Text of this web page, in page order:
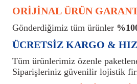
ORİJİNAL ÜRÜN
Gönderdiğimiz tüm ürünler
ÜCRETSİZ KARGO &
Tüm ürünlerimiz özenle
Siparişleriniz güvenilir lojistik